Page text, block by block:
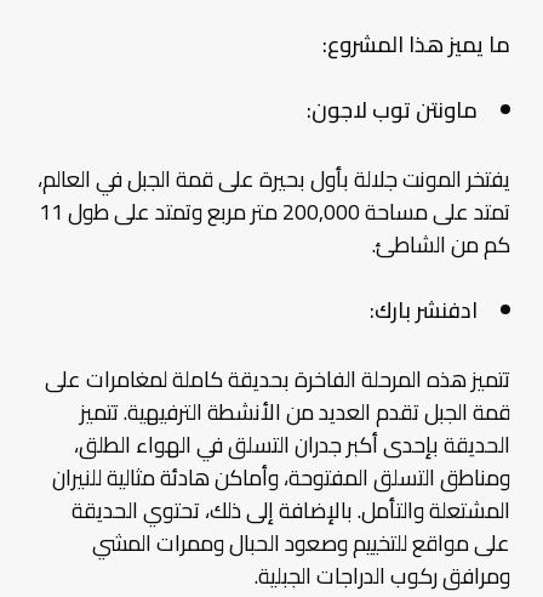
ما يميز هذا المشروع:
ماونتن توب لاجون:
يفتخر المونت جلالة بأول بحيرة على قمة الجبل في العالم،
تمتد على مساحة 200,000 متر مربع وتمتد على طول 11
كم من الشاطئ.
ادفنشر بارك:
تتميز هذه المرحلة الفاخرة بحديقة كاملة لمغامرات على
قمة الجبل تقدم العديد من الأنشطة الترفيهية. تتميز
الحديقة بإحدى أكبر جدران التسلق في الهواء الطلق،
ومناطق التسلق المفتوحة، وأماكن هادئة مثالية للنيران
المشتعلة والتأمل. بالإضافة إلى ذلك، تحتوي الحديقة
على مواقع للتخييم وصعود الحبال وممرات المشي
ومرافق ركوب الدراجات الجبلية.